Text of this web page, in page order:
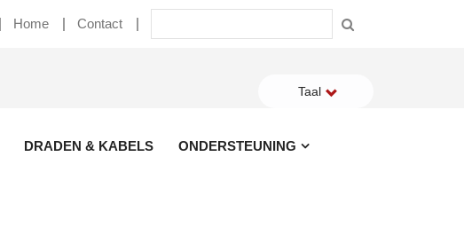
Home Contact
Taal
DRADEN & KABELS ONDERSTEUNING